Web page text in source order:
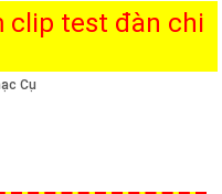
clip test đàn chi